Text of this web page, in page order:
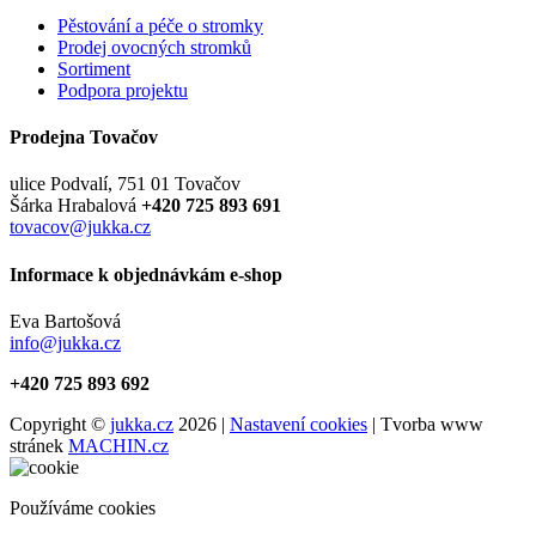
Pěstování a péče o stromky
Prodej ovocných stromků
Sortiment
Podpora projektu
Prodejna Tovačov
ulice Podvalí, 751 01 Tovačov
Šárka Hrabalová +420 725 893 691
tovacov@jukka.cz
Informace k objednávkám e-shop
Eva Bartošová
info@jukka.cz
+420 725 893 692
Copyright © jukka.cz 2026 | Nastavení cookies | Tvorba www
stránek MACHIN.cz
Používáme cookies